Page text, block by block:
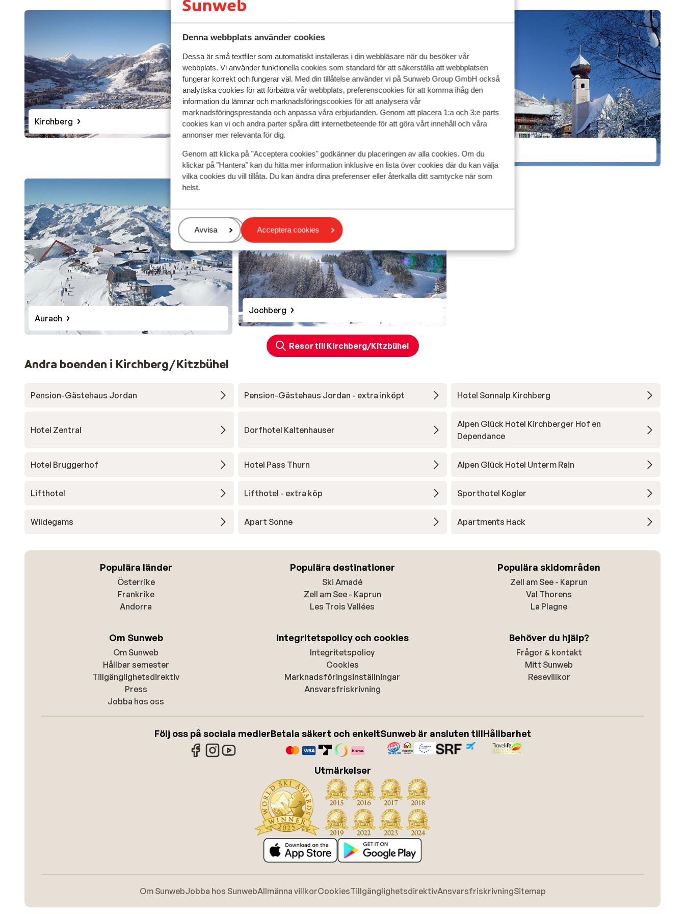
Denna webbplats använder cookies
Dessa är små textfiler som automatiskt installeras i din webbläsare när du besöker vår
webbplats. Vi använder funktionella cookies som standard för att säkerställa att webbplatsen
fungerar korrekt och fungerar väl. Med din tillåtelse använder vi på Sunweb Group GmbH också
analytiska cookies för att förbättra vår webbplats, preferenscookies för att komma ihåg den
information du lämnar och marknadsföringscookies för att analysera vår
marknadsföringsprestanda och anpassa våra erbjudanden. Genom att placera 1:a och 3:e parts
cookies kan vi och andra parter spåra ditt internetbeteende för att göra vårt innehåll och våra
annonser mer relevanta för dig.
Genom att klicka på "Acceptera cookies" godkänner du placeringen av alla cookies. Om du
klickar på "Hantera" kan du hitta mer information inklusive en lista över cookies där du kan välja
vilka cookies du vill tillåta. Du kan ändra dina preferenser eller återkalla ditt samtycke när som
helst.
Hantera
Avvisa Acceptera cookies
Kirchberg
Mittersill
Kitzbuhel
Aurach
Jochberg
Resor till Kirchberg/Kitzbühel
Andra boenden i Kirchberg/Kitzbühel
Pension-Gästehaus Jordan Pension-Gästehaus Jordan - extra inköpt Hotel Sonnalp Kirchberg
Hotel Zentral Dorfhotel Kaltenhauser
Alpen Glück Hotel Kirchberger Hof en
Dependance
Hotel Bruggerhof Hotel Pass Thurn Alpen Glück Hotel Unterm Rain
Lifthotel Lifthotel - extra köp Sporthotel Kogler
Wildegams Apart Sonne Apartments Hack
Populära länder
Österrike
Frankrike
Andorra
Populära destinationer
Ski Amadé
Zell am See - Kaprun
Les Trois Vallées
Populära skidområden
Zell am See - Kaprun
Val Thorens
La Plagne
Om Sunweb
Om Sunweb
Hållbar semester
Tillgänglighetsdirektiv
Press
Jobba hos oss
Integritetspolicy och cookies
Integritetspolicy
Cookies
Marknadsföringsinställningar
Ansvarsfriskrivning
Behöver du hjälp?
Frågor & kontakt
Mitt Sunweb
Resevillkor
Följ oss på sociala medierBetala säkert och enkeltSunweb är ansluten tillHållbarhet
Utmärkelser
Om SunwebJobba hos SunwebAllmänna villkorCookiesTillgänglighetsdirektivAnsvarsfriskrivningSitemap